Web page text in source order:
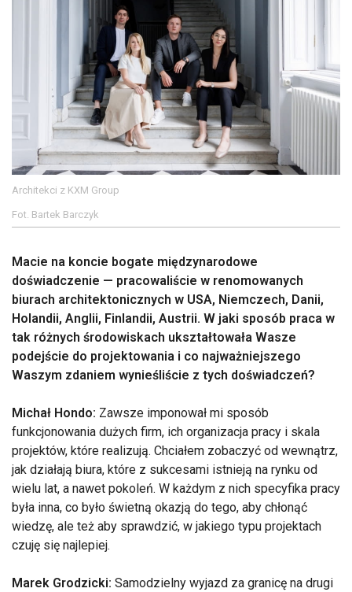
Architekci z KXM Group
Fot. Bartek Barczyk
Macie na koncie bogate międzynarodowe
doświadczenie — pracowaliście w renomowanych
biurach architektonicznych w USA, Niemczech, Danii,
Holandii, Anglii, Finlandii, Austrii. W jaki sposób praca w
tak różnych środowiskach ukształtowała Wasze
podejście do projektowania i co najważniejszego
Waszym zdaniem wynieśliście z tych doświadczeń?
Michał Hondo: Zawsze imponował mi sposób
funkcjonowania dużych firm, ich organizacja pracy i skala
projektów, które realizują. Chciałem zobaczyć od wewnątrz,
jak działają biura, które z sukcesami istnieją na rynku od
wielu lat, a nawet pokoleń. W każdym z nich specyfika pracy
była inna, co było świetną okazją do tego, aby chłonąć
wiedzę, ale też aby sprawdzić, w jakiego typu projektach
czuję się najlepiej.
Marek Grodzicki: Samodzielny wyjazd za granicę na drugi